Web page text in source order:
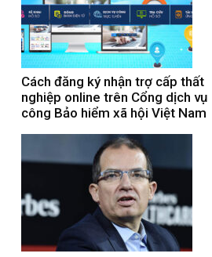
Cách đăng ký nhận trợ cấp thất
nghiệp online trên Cổng dịch vụ
công Bảo hiểm xã hội Việt Nam